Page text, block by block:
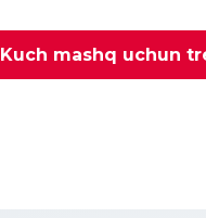
Kuch mashq uchun